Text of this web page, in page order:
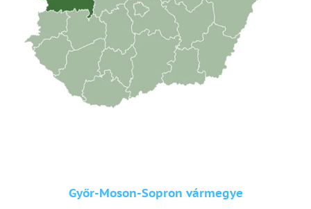
Győr-Moson-Sopron vármegye